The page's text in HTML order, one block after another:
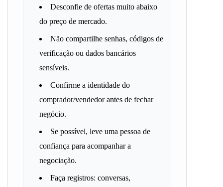
Desconfie de ofertas muito abaixo
do preço de mercado.
Não compartilhe senhas, códigos de
verificação ou dados bancários
sensíveis.
Confirme a identidade do
comprador/vendedor antes de fechar
negócio.
Se possível, leve uma pessoa de
confiança para acompanhar a
negociação.
Faça registros: conversas,